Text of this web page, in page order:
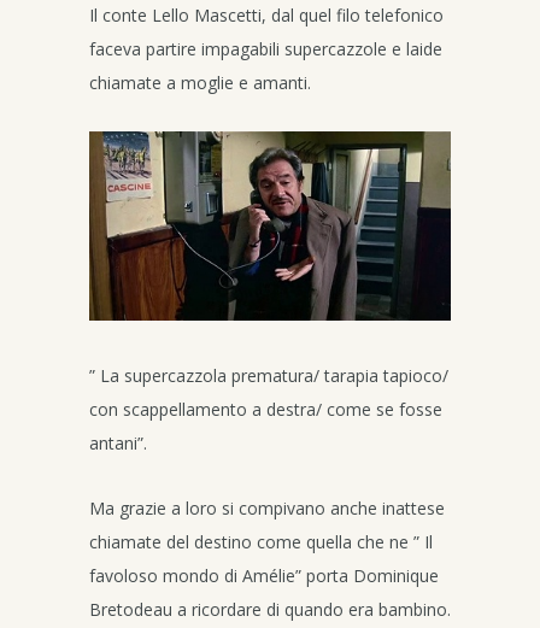
Il conte Lello Mascetti, dal quel filo telefonico
faceva partire impagabili supercazzole e laide
chiamate a moglie e amanti.
” La supercazzola prematura/ tarapia tapioco/
con scappellamento a destra/ come se fosse
antani”.
Ma grazie a loro si compivano anche inattese
chiamate del destino come quella che ne ” Il
favoloso mondo di Amélie” porta Dominique
Bretodeau a ricordare di quando era bambino.